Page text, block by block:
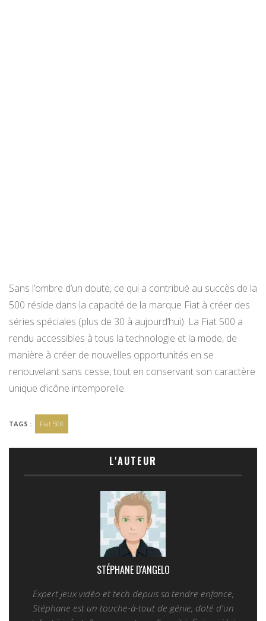
Sans l’ombre d’un doute, ce qui a contribué au succès de la
500 réside dans la capacité de la marque Fiat à créer des
séries spéciales (plus de 30 à aujourd’hui). La Fiat 500 a
rendu accessibles à tous la technologie et la mode, de
manière à créer de nouvelles opportunités en se
renouvelant sans cesse, tout en conservant son caractère
unique d’icône intemporelle.
TAGS : Fiat 500
L'AUTEUR
STÉPHANE D'ANGELO
Expert jeux vidéo et tech depuis sa tendre enfance,
Stéphane est un touche-à-tout de génie, doté d'un